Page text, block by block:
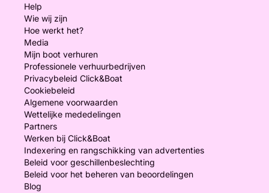
Help
Wie wij zijn
Hoe werkt het?
Media
Mijn boot verhuren
Professionele verhuurbedrijven
Privacybeleid Click&Boat
Cookiebeleid
Algemene voorwaarden
Wettelijke mededelingen
Partners
Werken bij Click&Boat
Indexering en rangschikking van advertenties
Beleid voor geschillenbeslechting
Beleid voor het beheren van beoordelingen
Blog